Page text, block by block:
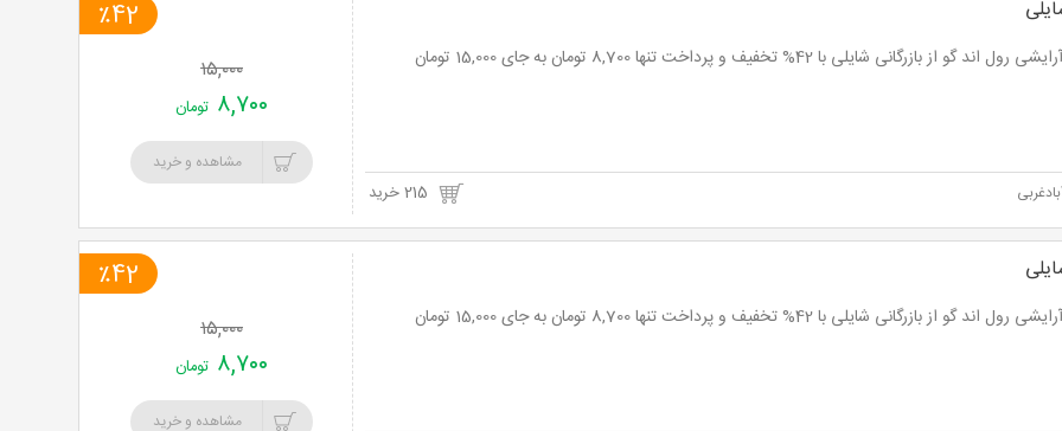
اند گو از بازرگانی شایلی با 42% تخفیف و پرداخت تنها 8,700 تومان به جای 15,000 تومان
٪42
۱۵,۰۰۰
۸,۷۰۰ تومان
مشاهده و خرید
اند گو از بازرگانی شایلی با 42% تخفیف و پرداخت تنها 8,700 تومان به جای 15,000 تومان
٪42
۱۵,۰۰۰
۸,۷۰۰ تومان
مشاهده و خرید